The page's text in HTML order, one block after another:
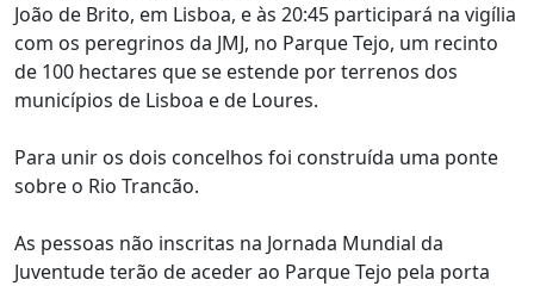
João de Brito, em Lisboa, e às 20:45 participará na vigília
com os peregrinos da JMJ, no Parque Tejo, um recinto
de 100 hectares que se estende por terrenos dos
municípios de Lisboa e de Loures.
Para unir os dois concelhos foi construída uma ponte
sobre o Rio Trancão.
As pessoas não inscritas na Jornada Mundial da
Juventude terão de aceder ao Parque Tejo pela porta